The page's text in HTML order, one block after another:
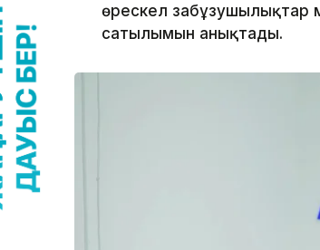
өрескел
сатылымын анықтады.